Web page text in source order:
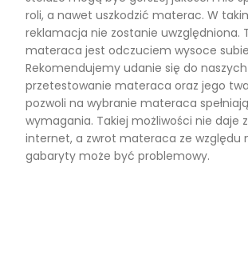
roli, a nawet uszkodzić materac. W
reklamacja nie zostanie uwzględniona.
materaca jest odczuciem wysoce
Rekomendujemy udanie się do
przetestowanie materaca oraz jego
pozwoli na wybranie materaca
wymagania. Takiej możliwości nie daje
internet, a zwrot materaca ze względu
gabaryty może być problemowy.